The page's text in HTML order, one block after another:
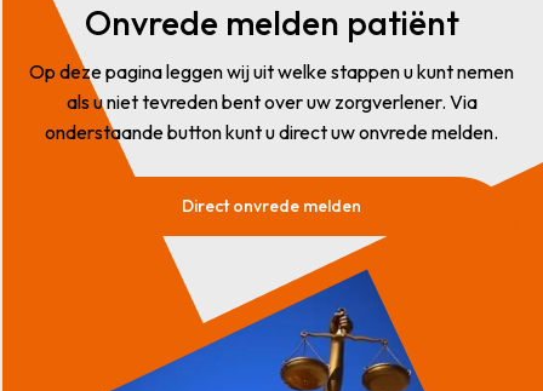
Onvrede melden patiënt
Op deze pagina leggen wij uit welke stappen u kunt nemen
als u niet tevreden bent over uw zorgverlener. Via
onderstaande button kunt u direct uw onvrede melden.
Direct onvrede melden